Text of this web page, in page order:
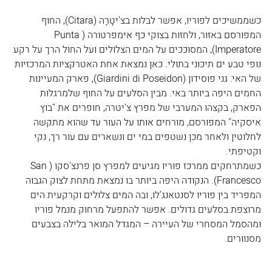
כשממשיכים לפוריו, אפשר לבלות בצ'יטָרָה (Citara), החוף
המפורסם באזור, ולחזות בצוקי כף אימפרטורה (Punta
Imperatore), המסוככים על המים הצלולים ועל החול הרך על רקע
נופי טבע ים תיכוני בתולי. כאן נמצאת אחת האטרקציות המרכזיות
של האי: גני פוסידון (Giardini di Poseidon), פארק המעיינות
החמים היפה ביותר באי. מבין הסלעים על החוף שלמרגלות
הפארק, בקצהו המערבי של מפרץ צ'יטרה, חופרים את "בוץ
איסקיה" המפורסם, מורחים אותו על העור עד שהוא מתקשה
לחלוטין ולאחר מכן נשטפים במי ים ונשארים עם עור רך, נקי
וקטיפתי.
כשמתרחקים ממרכז פוריו מגיעים למפרץ סן פרנצ'סקו (San
Francesco). הנקודה היפה ביותר בו נמצאת מתחת לצוק הגבוה
המפריד בין פוריו לסנטאנג'לו, ובה המים צלולים וקרקעית הים
מרוצפת בסלעים גדולים. אפשר להתפעל מרחוק מנמל פוריו
ומהסמל המסחרי של העיירה – המגדל המואר בלילה בצבעים
מסנוורים.